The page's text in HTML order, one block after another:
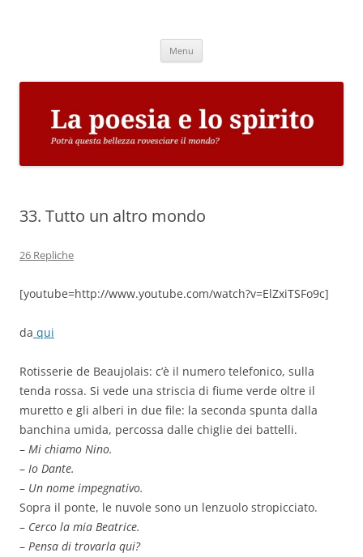
Menu
33. Tutto un altro mondo
26 Repliche
[youtube=http://www.youtube.com/watch?v=ElZxiTSFo9c]
da qui
Rotisserie de Beaujolais: c’è il numero telefonico, sulla
tenda rossa. Si vede una striscia di fiume verde oltre il
muretto e gli alberi in due file: la seconda spunta dalla
banchina umida, percossa dalle chiglie dei battelli.
– Mi chiamo Nino.
– Io Dante.
– Un nome impegnativo.
Sopra il ponte, le nuvole sono un lenzuolo stropicciato.
– Cerco la mia Beatrice.
– Pensa di trovarla qui?